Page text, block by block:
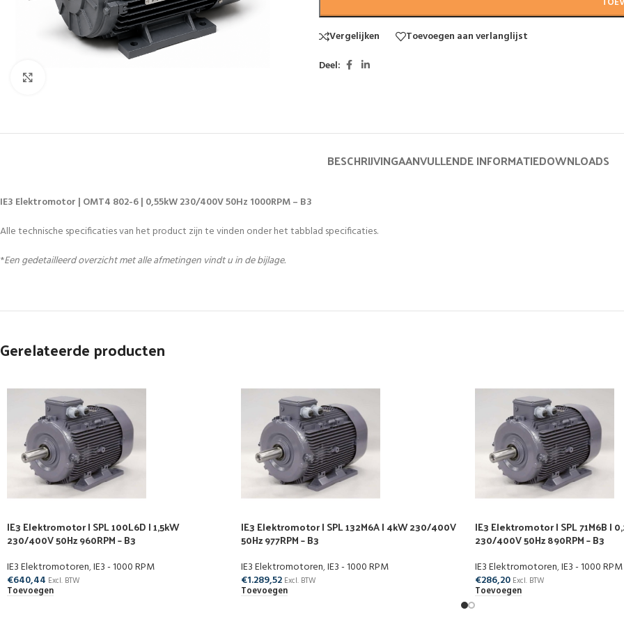
Vergelijken
Toevoegen aan verlanglijst
Deel:
BESCHRIJVINGAANVULLENDE INFORMATIEDOWNLOADS
IE3 Elektromotor | OMT4 802-6 | 0,55kW 230/400V 50Hz 1000RPM – B3
Alle technische specificaties van het product zijn te vinden onder het tabblad specificaties.
*Een gedetailleerd overzicht met alle afmetingen vindt u in de bijlage.
Gerelateerde producten
IE3 Elektromotor | SPL 100L6D | 1,5kW
230/400V 50Hz 960RPM – B3
IE3 Elektromotoren,IE3 - 1000 RPM
€640,44 Excl. BTW
Toevoegen
IE3 Elektromotor | SPL 132M6A | 4kW 230/400V
50Hz 977RPM – B3
IE3 Elektromotoren,IE3 - 1000 RPM
€1.289,52 Excl. BTW
Toevoegen
IE3 Elektromotor | SPL 71M6B |
230/400V 50Hz 890RPM – B3
IE3 Elektromotoren,IE3 - 1000 RPM
€286,20 Excl. BTW
Toevoegen